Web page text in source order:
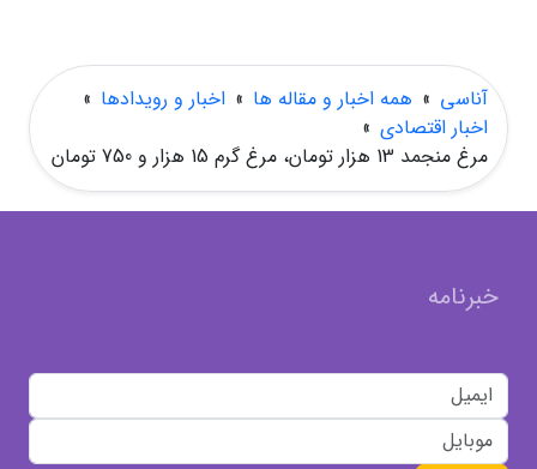
آناسی » همه اخبار و مقاله ها » اخبار و رویدادها »
اخبار اقتصادی »
مرغ منجمد 13 هزار تومان، مرغ گرم 15 هزار و 750 تومان
خبرنامه